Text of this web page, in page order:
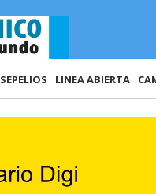
SEPELIOS LINEA ABIERTA